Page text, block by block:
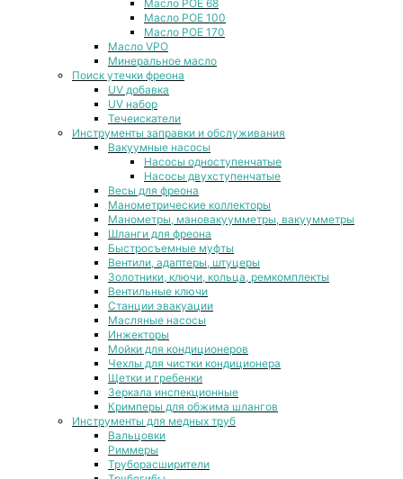
Масло POE 68
Масло POE 100
Масло POE 170
Масло VPO
Минеральное масло
Поиск утечки фреона
UV добавка
UV набор
Течеискатели
Инструменты заправки и обслуживания
Вакуумные насосы
Насосы одноступенчатые
Насосы двухступенчатые
Весы для фреона
Манометрические коллекторы
Манометры, мановакуумметры, вакуумметры
Шланги для фреона
Быстросъемные муфты
Вентили, адаптеры, штуцеры
Золотники, ключи, кольца, ремкомплекты
Вентильные ключи
Станции эвакуации
Масляные насосы
Инжекторы
Мойки для кондиционеров
Чехлы для чистки кондиционера
Щетки и гребенки
Зеркала инспекционные
Кримперы для обжима шлангов
Инструменты для медных труб
Вальцовки
Риммеры
Труборасширители